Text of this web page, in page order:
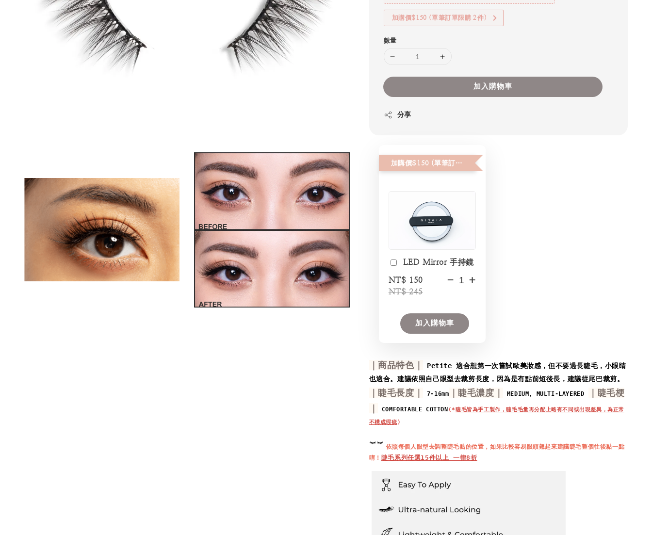
加購價$150 (單筆訂單限購２件)
數量
加入購物車
分享
加購價$150 (單筆訂單限購２件)
LED Mirror 手持鏡
NT$ 150
NT$ 245
- +
加入購物車
｜商品特色｜ Petite 適合想第一次嘗試歐美妝感， 但不要過長睫毛，小眼睛
也適合。建議依照自己眼型去裁剪長度， 因為是有點前短後長，建議從尾巴裁剪。
｜睫毛長度｜ 7-16mm ｜睫毛濃度｜ MEDIUM, MULTI-LAYERED
｜睫毛梗
｜
COMFORTABLE COTTON (*睫毛皆為手工製作，睫毛毛量再分配上略有不同或出現差異，為正常
不構成瑕疵 )
依照每個人眼型去調整睫毛黏的位置， 如果比較容易眼頭翹起來建議睫毛整個往後黏一點
唷！ 睫毛系列任選15件以上 一律8折